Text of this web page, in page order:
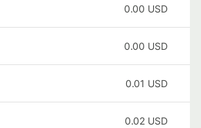
0.00 USD
0.00 USD
0.01 USD
0.02 USD